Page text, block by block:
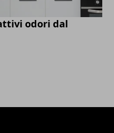
odori dal